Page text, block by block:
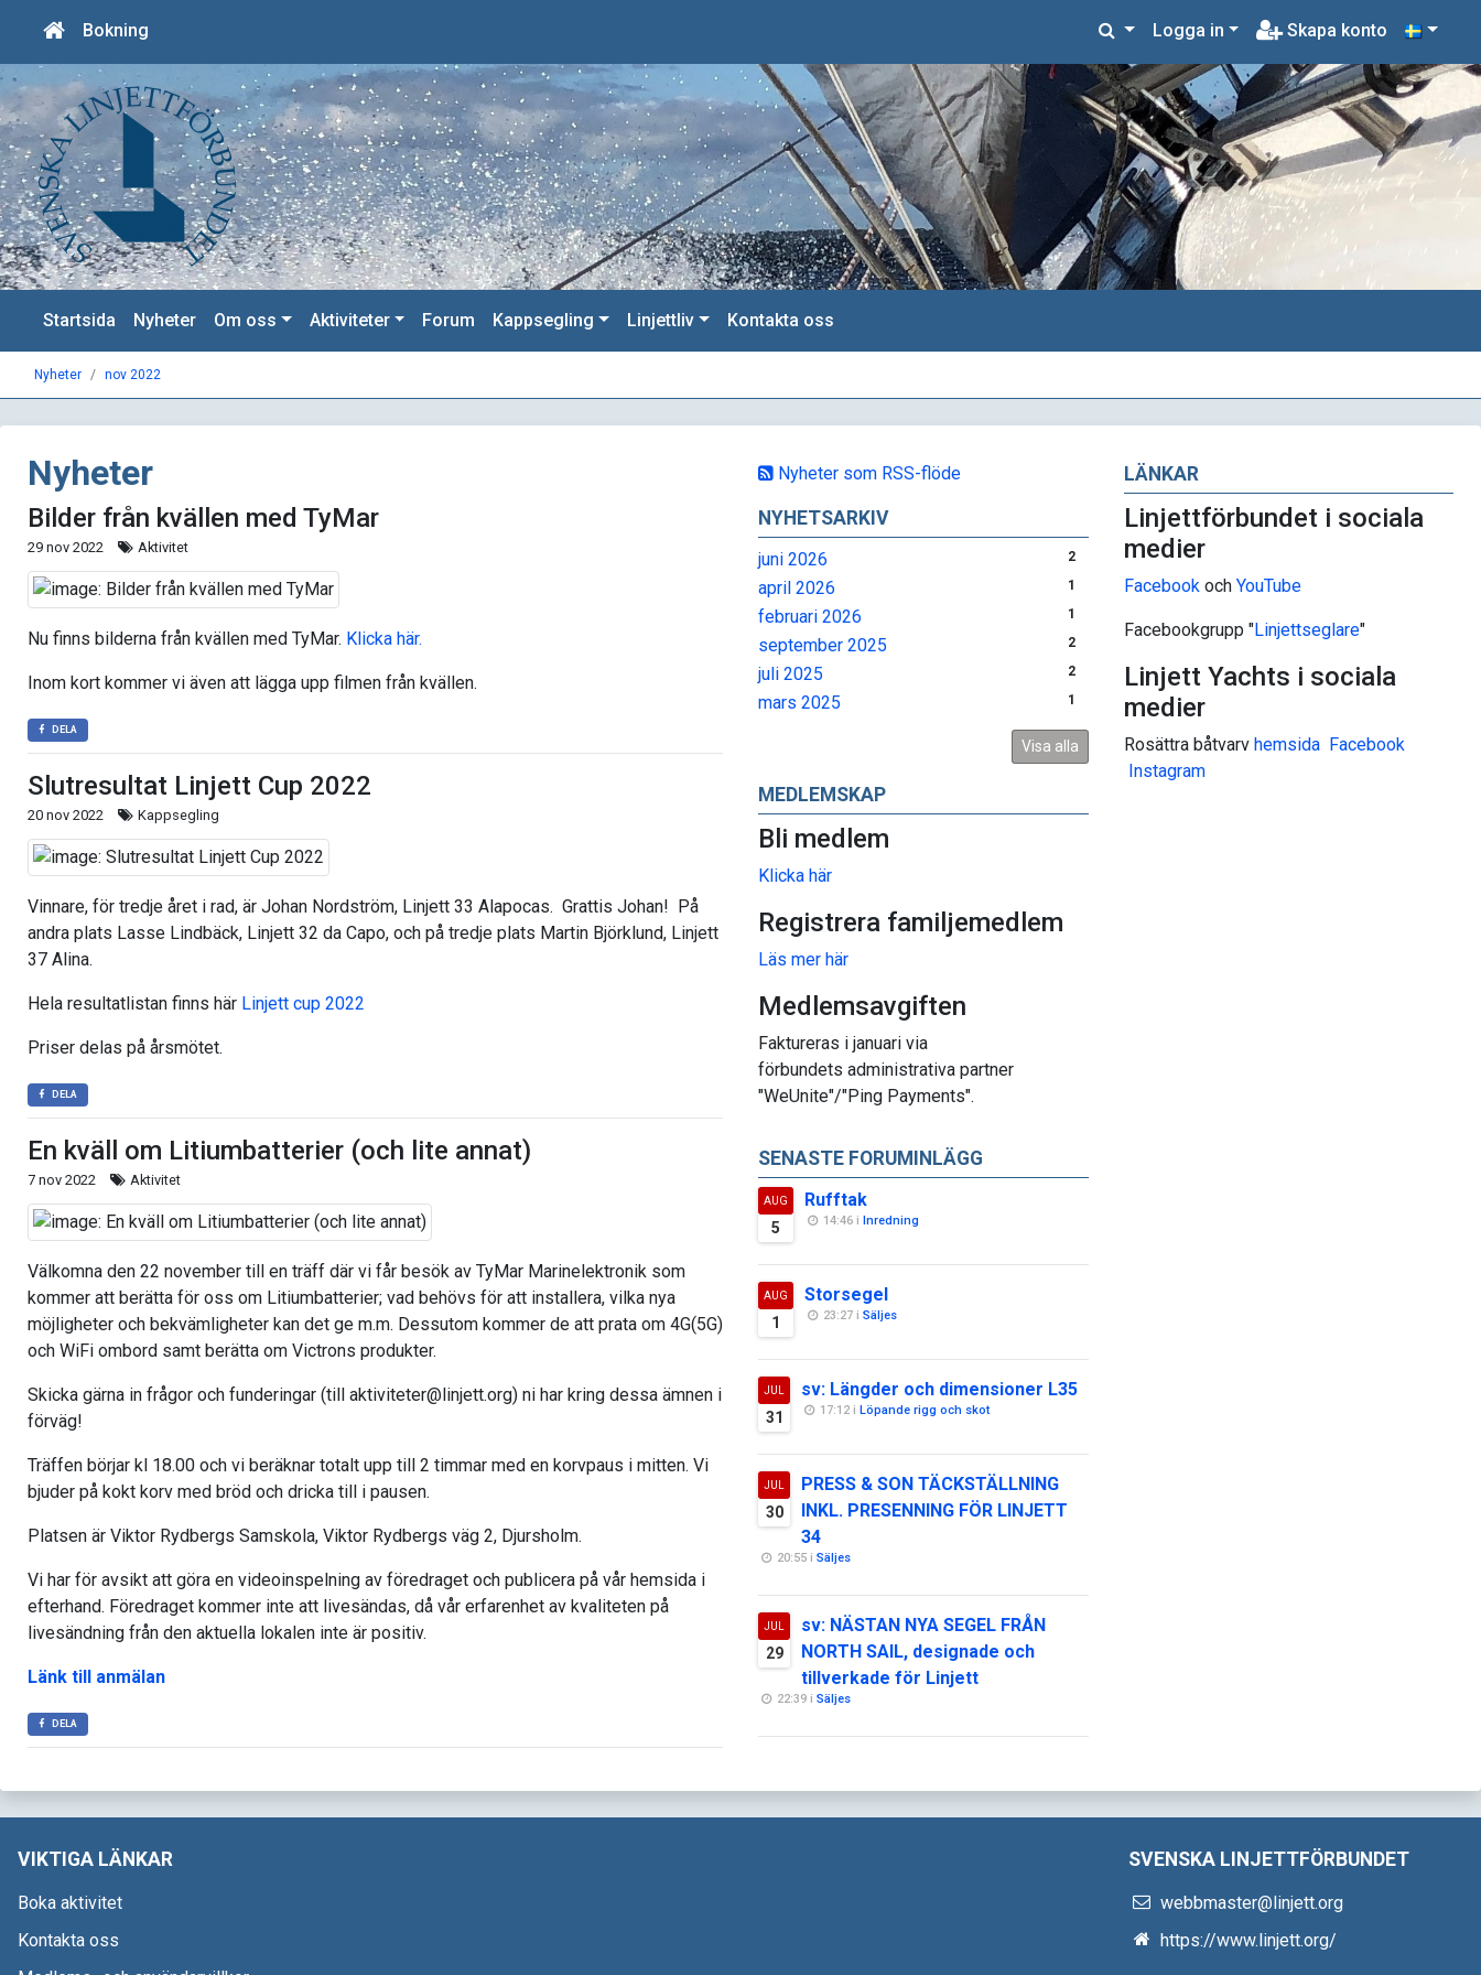
Bokning Logga in Skapa konto
Startsida Nyheter Om oss Aktiviteter Forum Kappsegling Linjettliv Kontakta oss
Nyheter nov 2022
Nyheter som RSS-flöde
NYHETSARKIV
juni 2026 2
april 2026 1
februari 2026 1
september 2025 2
juli 2025 2
mars 2025 1
Visa alla
MEDLEMSKAP
Bli medlem
Klicka här
Registrera familjemedlem
Läs mer här
Medlemsavgiften
Faktureras i januari via
förbundets administrativa partner
"WeUnite"/"Ping Payments".
SENASTE FORUMINLÄGG
AUG
5
Rufftak
14:46 iInredning
AUG
1
Storsegel
23:27 iSäljes
JUL
31
sv: Längder och dimensioner L35
17:12 iLöpande rigg och skot
JUL
30
PRESS & SON TÄCKSTÄLLNING
INKL. PRESENNING FÖR LINJETT
34
20:55 iSäljes
JUL
29
sv: NÄSTAN NYA SEGEL FRÅN
NORTH SAIL, designade och
tillverkade för Linjett
22:39 iSäljes
Nyheter
Bilder från kvällen med TyMar
29 nov 2022 Aktivitet
Nu finns bilderna från kvällen med TyMar. Klicka här.
Inom kort kommer vi även att lägga upp filmen från kvällen.
DELA
Slutresultat Linjett Cup 2022
20 nov 2022 Kappsegling
Vinnare, för tredje året i rad, är Johan Nordström, Linjett 33 Alapocas. Grattis Johan! På
andra plats Lasse Lindbäck, Linjett 32 da Capo, och på tredje plats Martin Björklund, Linjett
37 Alina.
Hela resultatlistan finns här Linjett cup 2022
Priser delas på årsmötet.
DELA
En kväll om Litiumbatterier (och lite annat)
7 nov 2022 Aktivitet
Välkomna den 22 november till en träff där vi får besök av TyMar Marinelektronik som
kommer att berätta för oss om Litiumbatterier; vad behövs för att installera, vilka nya
möjligheter och bekvämligheter kan det ge m.m. Dessutom kommer de att prata om 4G(5G)
och WiFi ombord samt berätta om Victrons produkter.
Skicka gärna in frågor och funderingar (till aktiviteter@linjett.org) ni har kring dessa ämnen i
förväg!
Träffen börjar kl 18.00 och vi beräknar totalt upp till 2 timmar med en korvpaus i mitten. Vi
bjuder på kokt korv med bröd och dricka till i pausen.
Platsen är Viktor Rydbergs Samskola, Viktor Rydbergs väg 2, Djursholm.
Vi har för avsikt att göra en videoinspelning av föredraget och publicera på vår hemsida i
efterhand. Föredraget kommer inte att livesändas, då vår erfarenhet av kvaliteten på
livesändning från den aktuella lokalen inte är positiv.
Länk till anmälan
DELA
LÄNKAR
Linjettförbundet i sociala
medier
Facebookoch YouTube
Facebookgrupp "Linjettseglare"
Linjett Yachts i sociala
medier
Rosättra båtvarv hemsida Facebook
Instagram
VIKTIGA LÄNKAR
Boka aktivitet
Kontakta oss
SVENSKA LINJETTFÖRBUNDET
webbmaster@linjett.org
https://www.linjett.org/